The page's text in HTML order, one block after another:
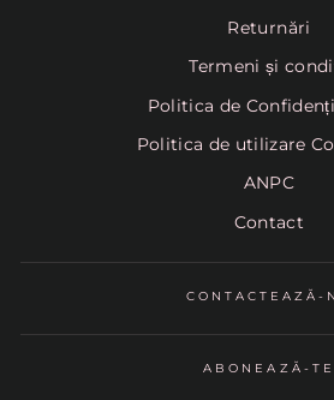
Returnări
Termeni și
Politica de
Politica de utilizare
ANPC
Contact
CONTACTEAZĂ-
ABONEAZĂ-TE